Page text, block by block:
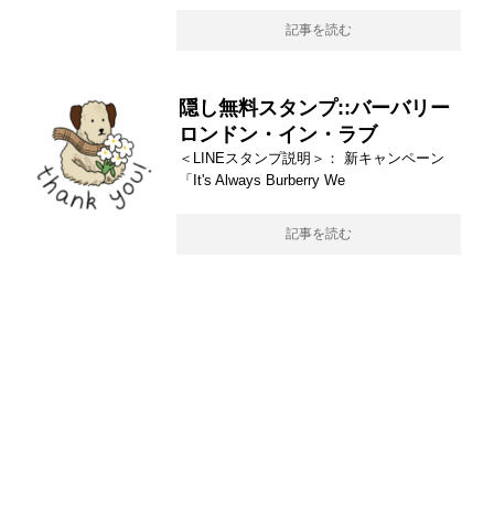
記事を読む
隠し無料スタンプ::バーバリー
ロンドン・イン・ラブ
＜LINEスタンプ説明＞： 新キャンペーン
「It's Always Burberry We
記事を読む